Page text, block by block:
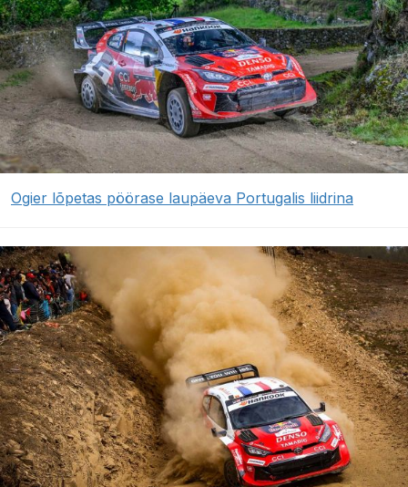
Ogier lõpetas pöörase laupäeva Portugalis liidrina